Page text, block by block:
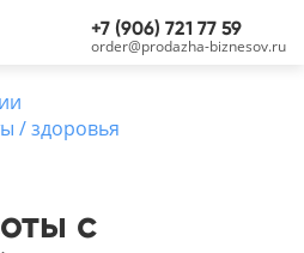
+7 (906) 721 77 59
order@prodazha-biznesov.ru
/ здоровья
с